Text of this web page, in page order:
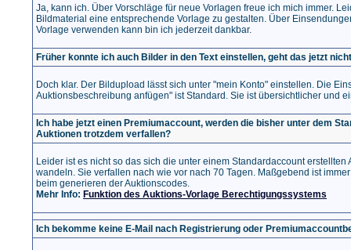
Ja, kann ich. Über Vorschläge für neue Vorlagen freue ich mich immer.
Bildmaterial eine entsprechende Vorlage zu gestalten. Über
Vorlage verwenden kann bin ich jederzeit dankbar.
Früher konnte ich auch Bilder in den Text einstellen, geht das jetzt
Doch klar. Der Bildupload lässt sich unter "mein Konto" einstellen. Die
Auktionsbeschreibung anfügen" ist Standard. Sie ist übersichtlicher und
Ich habe jetzt einen Premiumaccount, werden die bisher unter dem
Auktionen trotzdem verfallen?
Leider ist es nicht so das sich die unter einem Standardaccount
wandeln. Sie verfallen nach wie vor nach 70 Tagen. Maßgebend ist
beim generieren der Auktionscodes.
Mehr Info: Funktion des Auktions-Vorlage Berechtigungssystems
Ich bekomme keine E-Mail nach Registrierung oder